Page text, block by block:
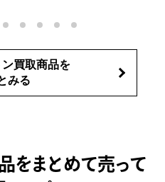
買取商品を
みる
をまとめて売って